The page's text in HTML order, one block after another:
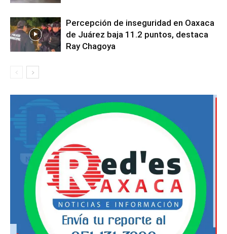
Percepción de inseguridad en Oaxaca
de Juárez baja 11.2 puntos, destaca
Ray Chagoya